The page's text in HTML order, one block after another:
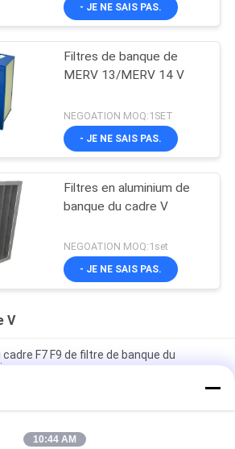
- JE NE SAIS PAS.
Filtres de banque de
MERV 13/MERV 14 V
NEGOATION MOQ:1SET
- JE NE SAIS PAS.
Filtres en aluminium de
banque du cadre V
NEGOATION MOQ:1set
- JE NE SAIS PAS.
V
F7 F9 de filtre de banque du
filtre de banque de Purifie V de filtre
de l'air
10:44 AM